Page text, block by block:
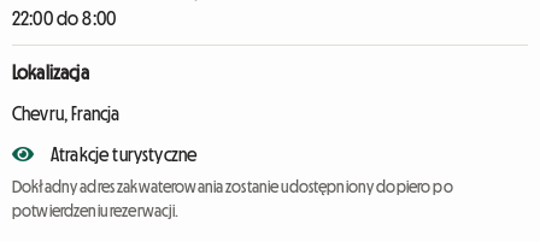
22:00 do 8:00
Lokalizacja
Chevru, Francja
Atrakcje turystyczne
Dokładny adres zakwaterowania zostanie udostępniony dopiero po
potwierdzeniu rezerwacji.